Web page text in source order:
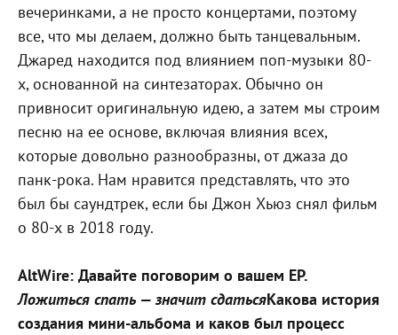
вечеринками, а не просто концертами, поэтому
все, что мы делаем, должно быть танцевальным.
Джаред находится под влиянием поп-музыки 80-
х, основанной на синтезаторах. Обычно он
привносит оригинальную идею, а затем мы строим
песню на ее основе, включая влияния всех,
которые довольно разнообразны, от джаза до
панк-рока. Нам нравится представлять, что это
был бы саундтрек, если бы Джон Хьюз снял фильм
о 80-х в 2018 году.
AltWire: Давайте поговорим о вашем EP.
Ложиться спать — значит сдатьсяКакова история
создания мини-альбома и каков был процесс